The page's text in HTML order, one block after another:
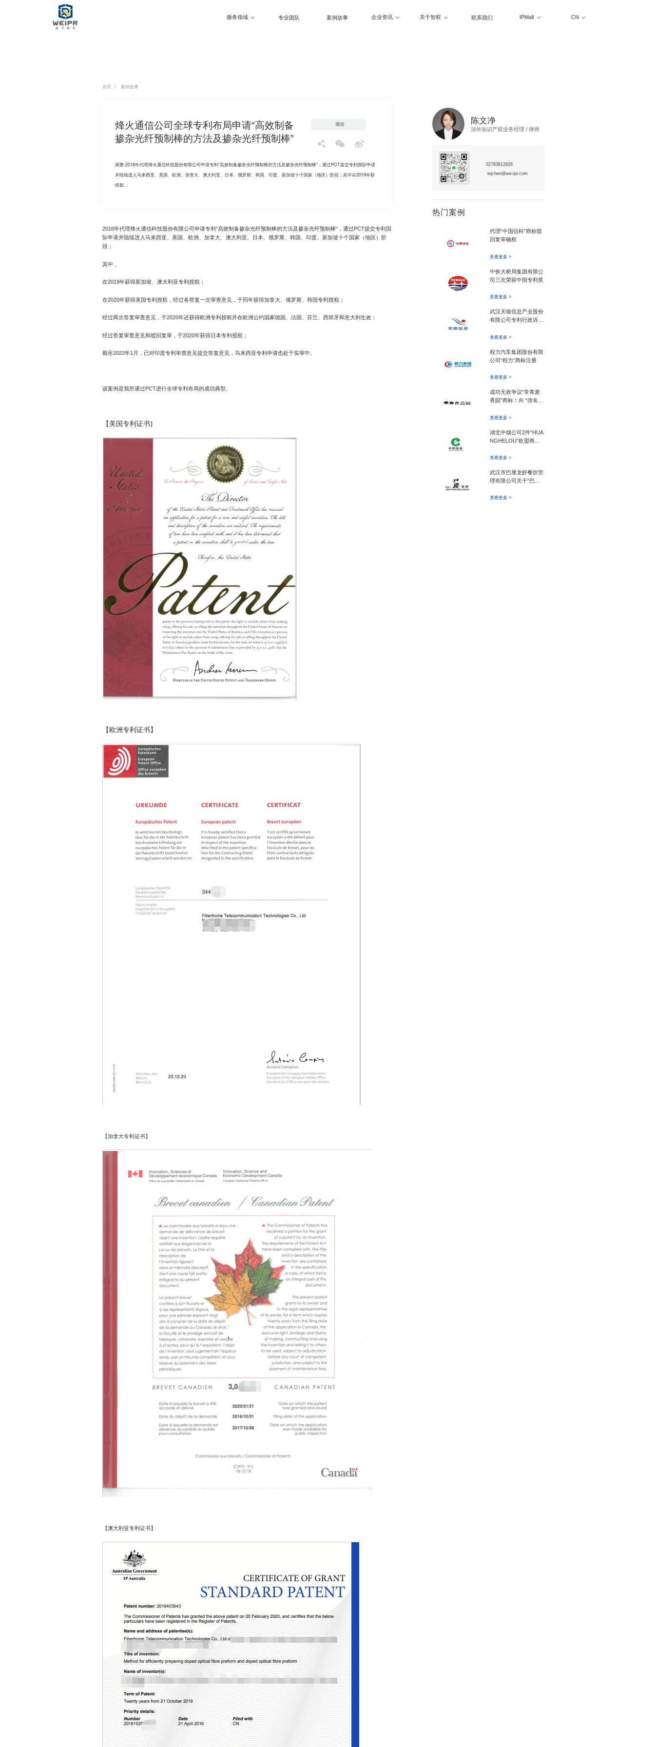
服务领域 专业团队 案例故事 企业资讯 关于智权 联系我们 IPMall CN
首页 / 案例故事
烽火通信公司全球专利布局申请“高效制备
掺杂光纤预制棒的方法及掺杂光纤预制棒”
摘要:2016年代理烽火通信科技股份有限公司申请专利“高效制备掺杂光纤预制棒的方法及掺杂光纤预制棒“，通过PCT提交专利国际申请
并陆续进入马来西亚、美国、欧洲、加拿大、澳大利亚、日本、俄罗斯、韩国、印度、新加坡十个国家（地区）阶段；其中在2019年获
得新...
通信
2016年代理烽火通信科技股份有限公司申请专利“高效制备掺杂光纤预制棒的方法及掺杂光纤预制棒“，通过PCT提交专利国
际申请并陆续进入马来西亚、美国、欧洲、加拿大、澳大利亚、日本、俄罗斯、韩国、印度、新加坡十个国家（地区）阶
段；
其中，
在2019年获得新加坡、澳大利亚专利授权；
在2020年获得美国专利授权，经过各答复一次审查意见，于同年获得加拿大、俄罗斯、韩国专利授权；
经过两次答复审查意见，于2020年还获得欧洲专利授权并在欧洲公约国家德国、法国、芬兰、西班牙和意大利生效；
经过答复审查意见和驳回复审，于2020年获得日本专利授权；
截至2022年1月，已对印度专利审查意见提交答复意见，马来西亚专利申请也处于实审中。
该案例是我所通过PCT进行全球专利布局的成功典型。
【美国专利证书】
【欧洲专利证书】
【加拿大专利证书】
【澳大利亚专利证书】
陈文净
涉外知识产权业务经理 / 律师
02783612826
wjchen@we-ipr.com
热门案例
代理“中国信科”商标驳
回复审确权
查看更多 >
中铁大桥局集团有限公
司三次荣获中国专利奖
查看更多 >
武汉天喻信息产业股份
有限公司专利行政诉讼
查看更多 >
程力汽车集团股份有限
公司“程力”商标注册
查看更多 >
成功无效争议“常青麦
香园”商标！向 “傍名
查看更多 >
湖北中烟公司2件“HUA
NGHELOU”欧盟商标
查看更多 >
武汉市巴厘龙虾餐饮管
理有限公司关于“巴厘
争及商标侵权诉讼案
查看更多 >